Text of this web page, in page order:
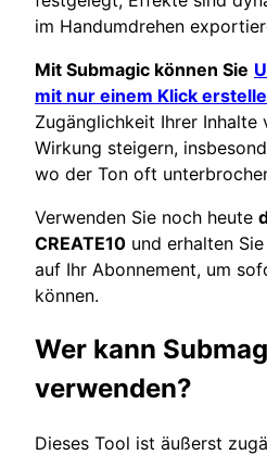
im Handumdrehen
Mit Submagic können Sie
mit nur einem Klick
Zugänglichkeit Ihrer Inhalte
Wirkung steigern,
wo der Ton oft
Verwenden Sie noch heute
CREATE10 und erhalten Sie
auf Ihr Abonnement, um
können.
Wer kann
verwenden?
Dieses Tool ist äußerst